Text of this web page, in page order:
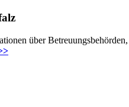
über